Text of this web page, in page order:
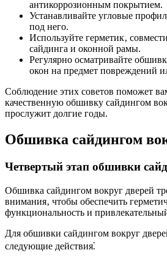
антикоррозионным покрытием.
Устанавливайте угловые
под него.
Используйте герметик‚
сайдинга и оконной рамы.
Регулярно осматривайте
окон на предмет повреждений
Соблюдение этих советов поможет
качественную обшивку сайдингом
прослужит долгие годы.
Обшивка сайдингом
Четвертый этап обшивки
Обшивка сайдингом вокруг дверей
внимания‚ чтобы обеспечить
функциональность и
Для обшивки сайдингом вокруг
следующие действия⁚